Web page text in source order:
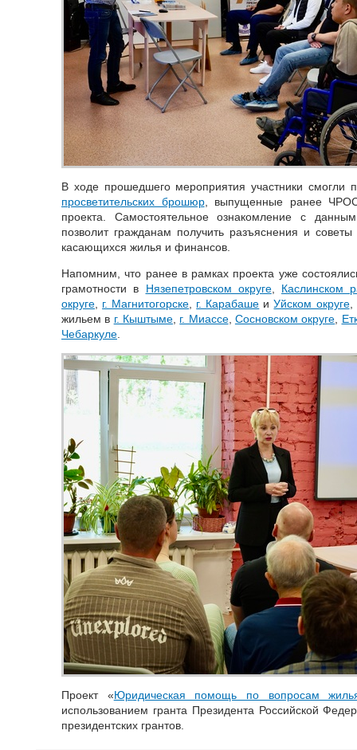
В ходе прошедшего мероприятия участники смогли
просветительских брошюр, выпущенные ранее
проекта. Самостоятельное ознакомление с
позволит гражданам получить разъяснения и
касающихся жилья и финансов.
Напомним, что ранее в рамках проекта уже
грамотности в Нязепетровском округе, Каслинском
округе
г. Магнитогорске г. Карабаше иУйском округе,
жильем в г. Кыштыме, г. Миассе, Сосновском округе
Чебаркуле
Проект «Юридическая помощь по вопросам
использованием гранта Президента Российской
президентских грантов.